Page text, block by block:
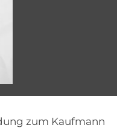
zum Kaufmann